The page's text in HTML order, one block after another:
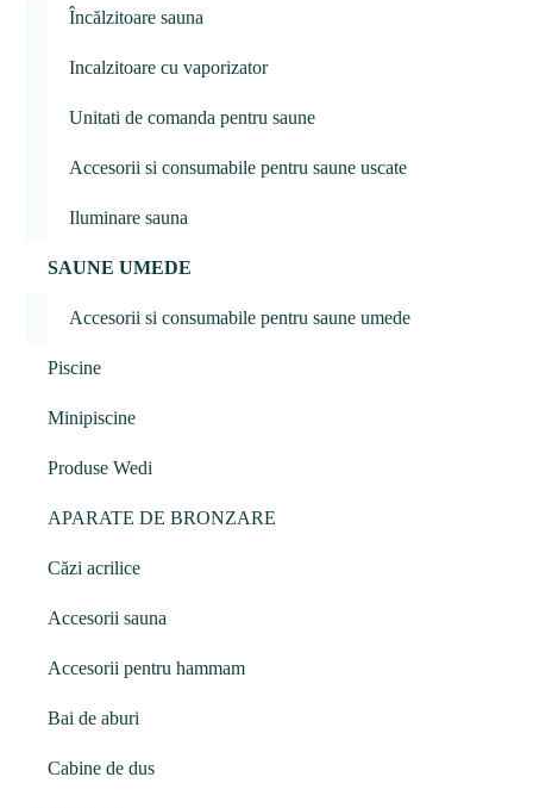
Încălzitoare sauna
Incalzitoare cu vaporizator
Unitati de comanda pentru saune
Accesorii si consumabile pentru saune uscate
Iluminare sauna
SAUNE UMEDE
Accesorii si consumabile pentru saune umede
Piscine
Minipiscine
Produse Wedi
APARATE DE BRONZARE
Căzi acrilice
Accesorii sauna
Accesorii pentru hammam
Bai de aburi
Cabine de dus